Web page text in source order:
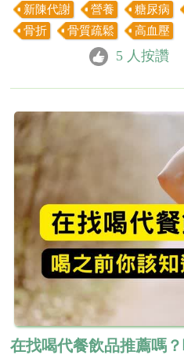
新陳代謝 營養 糖尿病
骨折
骨質疏鬆 高血壓
5 人按讚
在找喝代餐飲品推薦嗎